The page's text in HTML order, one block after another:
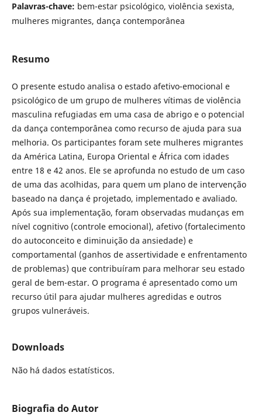
Palavras-chave: bem-estar psicológico, violência sexista,
mulheres migrantes, dança contemporânea
Resumo
O presente estudo analisa o estado afetivo-emocional e
psicológico de um grupo de mulheres vítimas de violência
masculina refugiadas em uma casa de abrigo e o potencial
da dança contemporânea como recurso de ajuda para sua
melhoria. Os participantes foram sete mulheres migrantes
da América Latina, Europa Oriental e África com idades
entre 18 e 42 anos. Ele se aprofunda no estudo de um caso
de uma das acolhidas, para quem um plano de intervenção
baseado na dança é projetado, implementado e avaliado.
Após sua implementação, foram observadas mudanças em
nível cognitivo (controle emocional), afetivo (fortalecimento
do autoconceito e diminuição da ansiedade) e
comportamental (ganhos de assertividade e enfrentamento
de problemas) que contribuíram para melhorar seu estado
geral de bem-estar. O programa é apresentado como um
recurso útil para ajudar mulheres agredidas e outros
grupos vulneráveis.
Downloads
Não há dados estatísticos.
Biografia do Autor